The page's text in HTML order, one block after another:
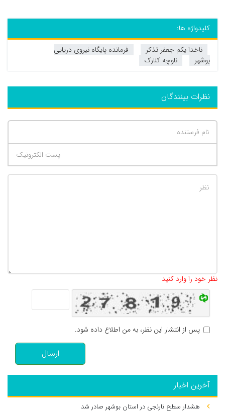
کلیدواژه ها:
ناخدا یکم جعفر تذکر
فرمانده پایگاه نیروی دریایی
بوشهر
ناوچه کنارک
نظرات بینندگان
نظر خود را وارد کنید
پس از انتشار این نظر، به من اطلاع داده شود.
ارسال
آخرین اخبار
هشدار سطح نارنجی در استان بوشهر صادر شد